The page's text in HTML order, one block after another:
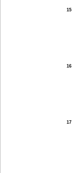
15
16
17